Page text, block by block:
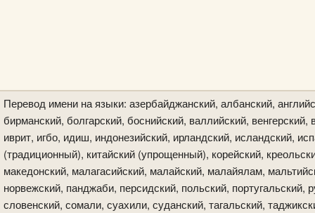
Перевод имени на языки: азербайджанский, албанский,
бирманский, болгарский, боснийский, валлийский, венгерский,
иврит, игбо, идиш, индонезийский, ирландский, исландский,
(традиционный), китайский (упрощенный), корейский,
македонский, малагасийский, малайский, малайялам,
норвежский, панджаби, персидский, польский, португальский,
словенский, сомали, суахили, суданский, тагальский,